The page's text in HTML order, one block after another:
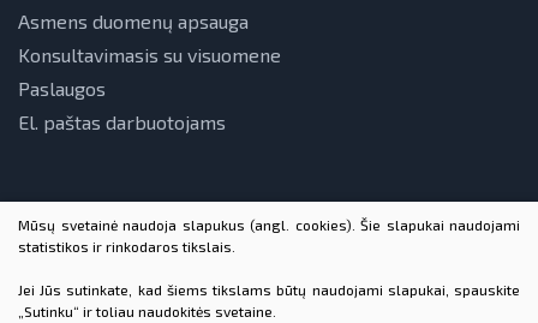
Asmens duomenų apsauga
Konsultavimasis su visuomene
Paslaugos
El. paštas darbuotojams
Mūsų svetainė naudoja slapukus (angl. cookies). Šie slapukai naudojami
statistikos ir rinkodaros tikslais.
Jei Jūs sutinkate, kad šiems tikslams būtų naudojami slapukai, spauskite
„Sutinku“ ir toliau naudokitės svetaine.